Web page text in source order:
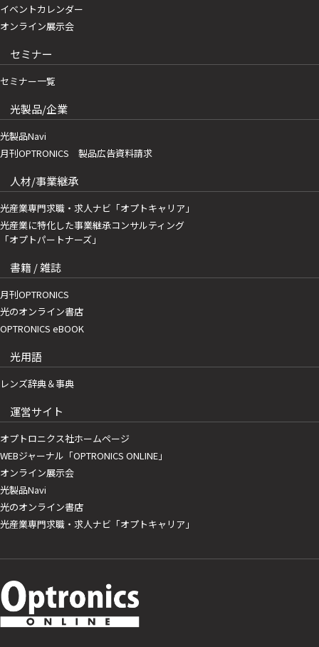
イベントカレンダー
オンライン展示会
セミナー
セミナー一覧
光製品/企業
光製品Navi
月刊OPTRONICS 製品広告資料請求
人材/事業継承
光産業専門求職・求人ナビ「オプトキャリア」
光産業に特化した事業継承コンサルティング
「オプトパートナーズ」
書籍 / 雑誌
月刊OPTRONICS
光のオンライン書店
OPTRONICS eBOOK
光用語
レンズ辞典＆事典
運営サイト
オプトロニクス社ホームページ
WEBジャーナル「OPTRONICS ONLINE」
オンライン展示会
光製品Navi
光のオンライン書店
光産業専門求職・求人ナビ「オプトキャリア」